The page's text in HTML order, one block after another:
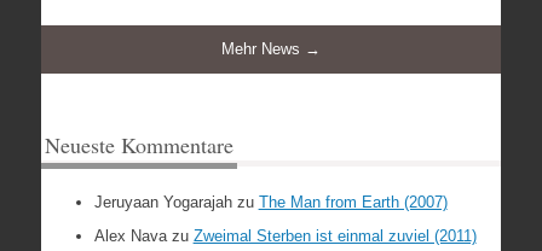
Mehr News →
Neueste Kommentare
Jeruyaan Yogarajahzu The Man from Earth (2007)
Alex Navazu Zweimal Sterben ist einmal zuviel (2011)